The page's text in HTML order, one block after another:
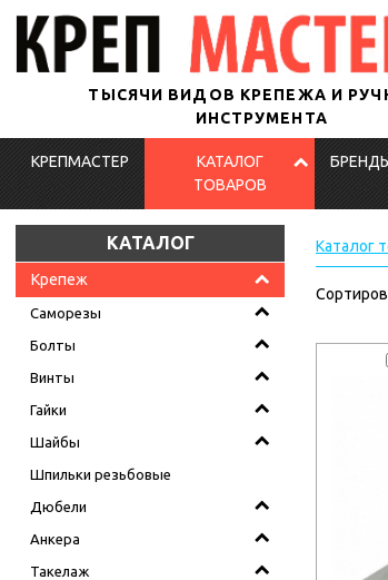
ТЫСЯЧИ ВИДОВ КРЕПЕЖА И
ИНСТРУМЕНТА
КРЕПМАСТЕР
КАТАЛОГ
ТОВАРОВ
КАТАЛОГ
Крепеж
Саморезы
Болты
Винты
Гайки
Шайбы
Шпильки резьбовые
Дюбели
Анкера
Такелаж
Каталог